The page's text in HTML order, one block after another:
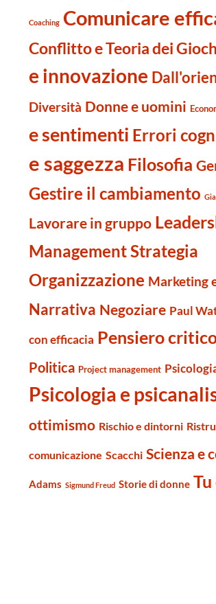
Coaching Comunicare
Conflitto e Teoria dei
e innovazione
Diversità Donne e uomini
e sentimenti Errori
e saggezza Filosofia
Gestire il cambiamento
Lavorare in gruppo
Management Strategia
Organizzazione Marketing
Narrativa Negoziare Paul
con efficacia Pensiero
Politica Project management
Psicologia e
ottimismo Rischio e dintorni
comunicazione Scacchi Scienza e
Adams Sigmund Freud Storie di donne